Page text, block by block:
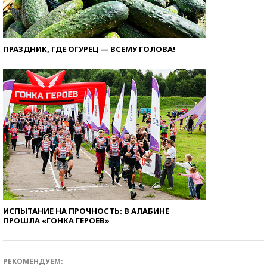
ПРАЗДНИК, ГДЕ ОГУРЕЦ — ВСЕМУ ГОЛОВА!
ИСПЫТАНИЕ НА ПРОЧНОСТЬ: В АЛАБИНЕ
ПРОШЛА «ГОНКА ГЕРОЕВ»
РЕКОМЕНДУЕМ: